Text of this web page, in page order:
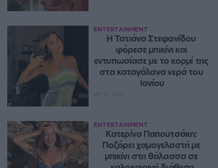
ENTERTAINMENT
Η Τατιάνα Στεφανίδου
φόρεσε μπικίνι και
εντυπωσίασε με το κορμί της
στα καταγάλανα νερά του
Ιονίου
ENTERTAINMENT
Κατερίνα Παπουτσάκη:
Ποζάρει χαμογελαστή με
μπικίνι στη θάλασσα σε